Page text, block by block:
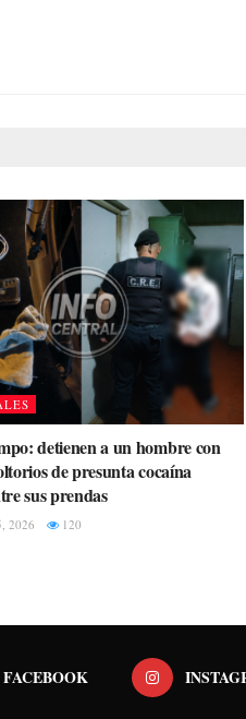
detienen a un hombre con
de presunta cocaína
sus prendas
2026 120
FACEBOOK